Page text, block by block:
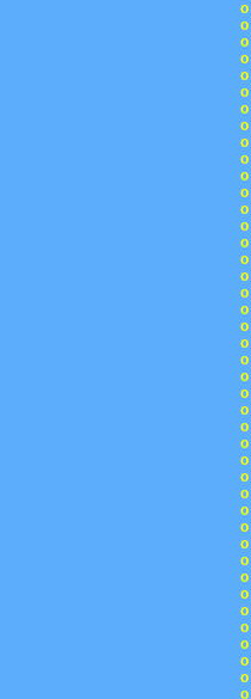
o
o
o
o
o
o
o
o
o
o
o
o
o
o
o
o
o
o
o
o
o
o
o
o
o
o
o
o
o
o
o
o
o
o
o
o
o
o
o
o
o
o